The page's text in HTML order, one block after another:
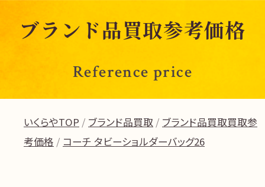
ブランド品買取参考価格
Reference price
いくらやTOP ブランド品買取
ブランド品買取買取参
考価格
コーチ タビーショルダーバッグ26